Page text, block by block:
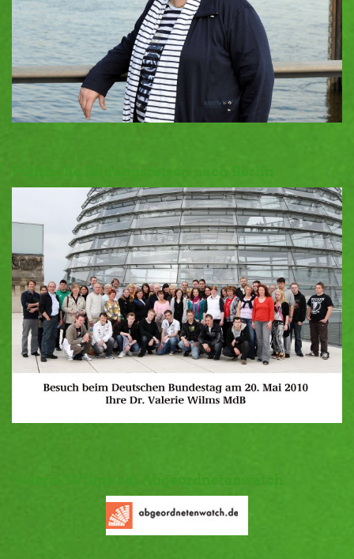
Politische Bildungsreisen nach Berlin
Valerie Wilms bei Abgeordnetenwatch